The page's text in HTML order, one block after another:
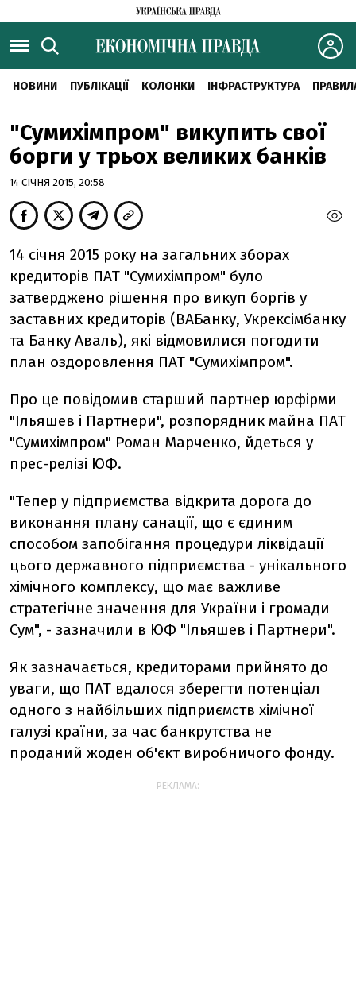
НОВИНИ ПУБЛІКАЦІЇ КОЛОНКИ ІНФРАСТРУКТУРА
"Сумихімпром" викупить свої
борги у трьох великих банків
14 СІЧНЯ 2015, 20:58
14 січня 2015 року на загальних зборах
кредиторів ПАТ "Сумихімпром" було
затверджено рішення про викуп боргів у
заставних кредиторів (ВАБанку, Укрексімбанку
та Банку Аваль), які відмовилися погодити
план оздоровлення ПАТ "Сумихімпром".
Про це повідомив старший партнер юрфірми
"Ільяшев і Партнери", розпорядник майна ПАТ
"Сумихімпром" Роман Марченко, йдеться у
прес-релізі ЮФ.
"Тепер у підприємства відкрита дорога до
виконання плану санації, що є єдиним
способом запобігання процедури ліквідації
цього державного підприємства - унікального
хімічного комплексу, що має важливе
стратегічне значення для України і громади
Сум", - зазначили в ЮФ "Ільяшев і Партнери".
Як зазначається, кредиторами прийнято до
уваги, що ПАТ вдалося зберегти потенціал
одного з найбільших підприємств хімічної
галузі країни, за час банкрутства не
проданий жоден об'єкт виробничого фонду.
РЕКЛАМА: